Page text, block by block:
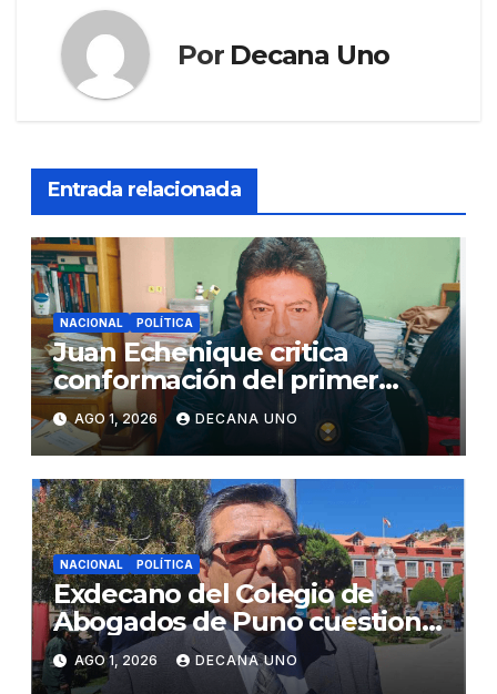
Por Decana Uno
Entrada relacionada
NACIONAL POLÍTICA
Juan Echenique critica
conformación del primer
gabinete ministerial de Keiko
Fujimori
AGO 1, 2026 DECANA UNO
NACIONAL POLÍTICA
Exdecano del Colegio de
Abogados de Puno cuestiona
propuestas sobre seguridad
ciudadana
AGO 1, 2026 DECANA UNO